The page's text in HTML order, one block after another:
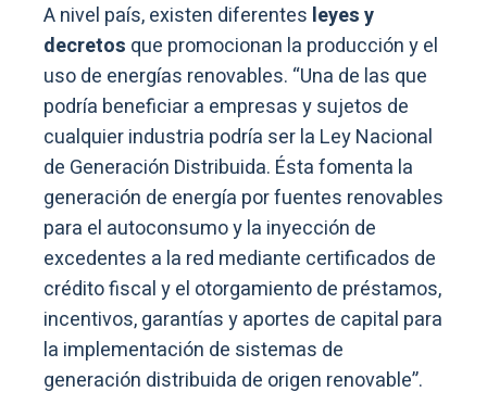
A nivel país, existen diferentes leyes y
decretos que promocionan la producción y el
uso de energías renovables. “Una de las que
podría beneficiar a empresas y sujetos de
cualquier industria podría ser la Ley Nacional
de Generación Distribuida. Ésta fomenta la
generación de energía por fuentes renovables
para el autoconsumo y la inyección de
excedentes a la red mediante certificados de
crédito fiscal y el otorgamiento de préstamos,
incentivos, garantías y aportes de capital para
la implementación de sistemas de
generación distribuida de origen renovable”.